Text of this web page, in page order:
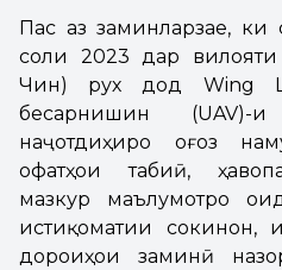
Пас аз заминларзае,
соли 2023 дар
Чин) рух дод Wing
бесарнишин
наҷотдиҳиро оғоз
офатҳои табиӣ,
мазкур маълумотро
истиқоматии сокинон,
дороиҳои заминӣ